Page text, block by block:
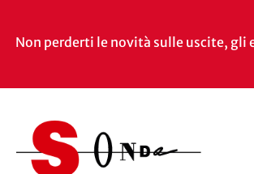
Non perderti le novità sulle uscite, gli